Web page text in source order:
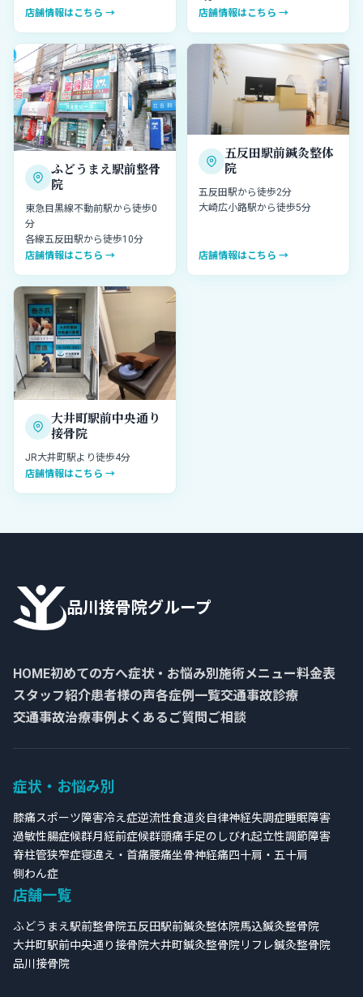
店舗情報はこちら →
店舗情報はこちら →
ふどうまえ駅前整骨
院
東急目黒線不動前駅から徒歩0
分
各線五反田駅から徒歩10分
店舗情報はこちら →
五反田駅前鍼灸整体
院
五反田駅から徒歩2分
大崎広小路駅から徒歩5分
店舗情報はこちら →
大井町駅前中央通り
接骨院
JR大井町駅より徒歩4分
店舗情報はこちら →
品川接骨院グループ
HOME初めての方へ症状・お悩み別 施術メニュー料金表
スタッフ紹介患者様の声各症例一覧交通事故診療
交通事故治療事例 よくあるご質問 ご相談
症状・お悩み別
膝痛スポーツ障害冷え症逆流性食道炎自律神経失調症睡眠障害
過敏性腸症候群月経前症候群頭痛手足のしびれ起立性調節障害
脊柱管狭窄症寝違え・首痛腰痛坐骨神経痛四十肩・五十肩
側わん症
店舗一覧
ふどうまえ駅前整骨院五反田駅前鍼灸整体院馬込鍼灸整骨院
大井町駅前中央通り接骨院大井町鍼灸整骨院リフレ鍼灸整骨院
品川接骨院